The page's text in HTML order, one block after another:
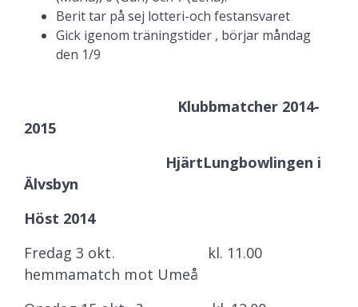
Berit tar på sej lotteri-och festansvaret
Gick igenom träningstider , börjar måndag
den 1/9
Klubbmatcher 2014-
2015
HjärtLungbowlingen i
Älvsbyn
Höst 2014
Fredag 3 okt. kl. 11.00
hemmamatch mot Umeå